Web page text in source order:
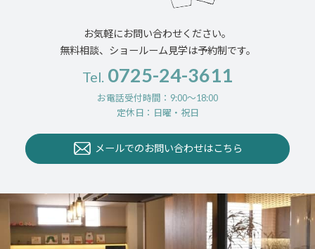
お気軽にお問い合わせください。
無料相談、ショールーム見学は予約制です。
Tel. 0725-24-3611
お電話受付時間：9:00〜18:00
定休日：日曜・祝日
メールでのお問い合わせはこちら